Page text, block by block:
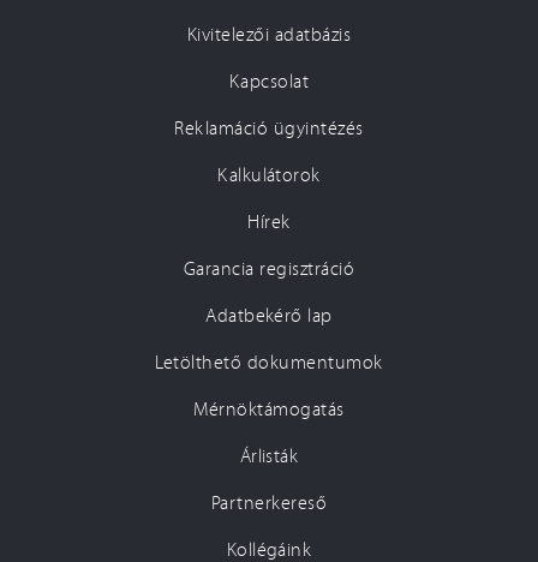
Kivitelezői adatbázis
Kapcsolat
Reklamáció ügyintézés
Kalkulátorok
Hírek
Garancia regisztráció
Adatbekérő lap
Letölthető dokumentumok
Mérnöktámogatás
Árlisták
Partnerkereső
Kollégáink